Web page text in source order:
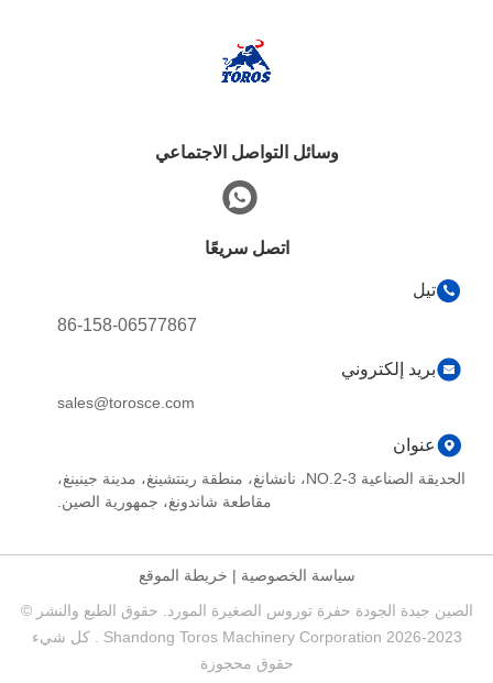
وسائل التواصل الاجتماعي
اتصل سريعًا
تيل
86-158-06577867
بريد إلكتروني
sales@torosce.com
عنوان
الحديقة الصناعية NO.2-3، نانشانغ، منطقة رينتشينغ، مدينة جينينغ،
مقاطعة شاندونغ، جمهورية الصين.
سياسة الخصوصية|خريطة الموقع
الصين جيدة الجودة حفرة توروس الصغيرة المورد. حقوق الطبع والنشر ©
2023-2026 Shandong Toros Machinery Corporation . كل شيء
حقوق محجوزة